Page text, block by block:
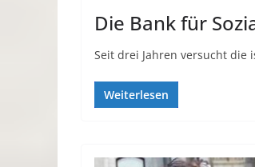
Die Bank für
Seit drei Jahren versucht die
Weiterlesen